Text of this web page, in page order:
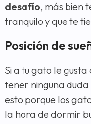
desafío, más bien
tranquilo y que te
Posición de
Si a tu gato le
tener ninguna duda
esto porque los
la hora de dormir